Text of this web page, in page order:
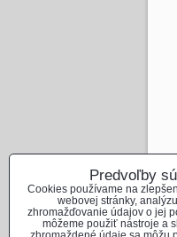
Predvoľby
Cookies používame na
webovej stránky,
zhromažďovanie údajov o jej
môžeme použiť nástroje a